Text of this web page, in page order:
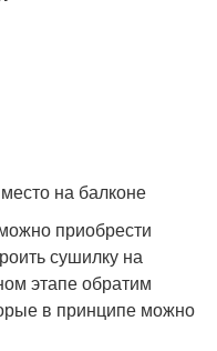
на балконе
приобрести
сушилку на
этапе обратим
в принципе можно